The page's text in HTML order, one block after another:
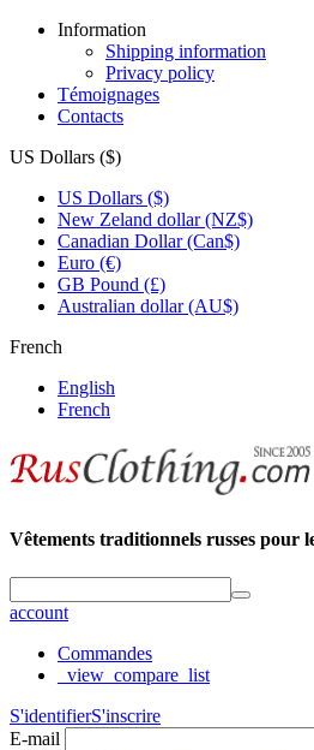
Information
Shipping information
Privacy policy
Témoignages
Contacts
US Dollars ($)
US Dollars ($)
New Zeland dollar (NZ$)
Canadian Dollar (Can$)
Euro (€)
GB Pound (£)
Australian dollar (AU$)
French
English
French
Vêtements traditionnels russes pour
account
Commandes
_view_compare_list
S'identifierS'inscrire
E-mail